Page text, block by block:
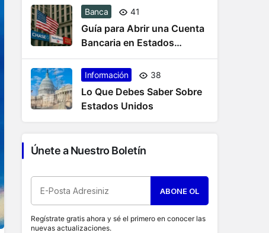
Banca 41
Guía para Abrir una Cuenta
Bancaria en Estados
Unidos
Información 38
Lo Que Debes Saber Sobre
Estados Unidos
Únete a Nuestro Boletín
ABONE OL
Regístrate gratis ahora y sé el primero en conocer las
nuevas actualizaciones.